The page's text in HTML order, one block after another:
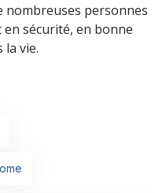
nombreuses personnes
sécurité, en bonne
la vie.